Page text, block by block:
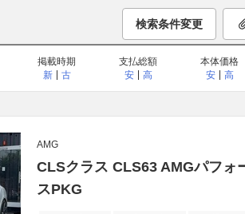
検索条件変更
掲載時期
新
古
支払総額
安
高
本体価格
安
高
AMG
CLSクラス CLS63 AMGパフ
スPKG